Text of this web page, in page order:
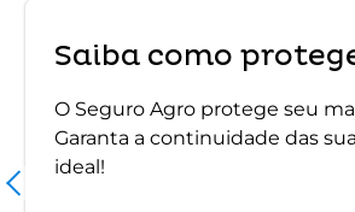
Saiba como
O Seguro Agro protege seu
Garanta a continuidade das
ideal!